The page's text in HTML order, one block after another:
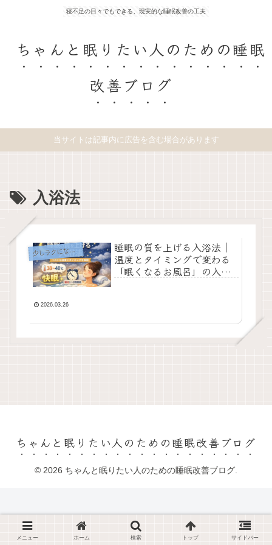
寝不足の日々でもできる、現実的な睡眠改善の工夫
ちゃんと眠りたい人のための睡眠
改善ブログ
当サイトは記事内に広告を含む場合があります
入浴法
少
しラクになる工夫
睡眠の質を上げる入浴法｜
温度とタイミングで変わる
「眠くなるお風呂」の入り
2026.03.26
ちゃんと眠りたい人のための睡眠改善ブログ
© 2026 ちゃんと眠りたい人のための睡眠改善ブログ.
メニュー ホーム 検索 トップ サイドバー